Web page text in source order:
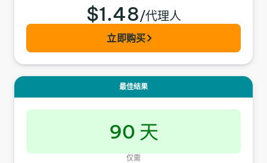
$1.48/代理人
立即购买
最佳结果
90 天
仅需